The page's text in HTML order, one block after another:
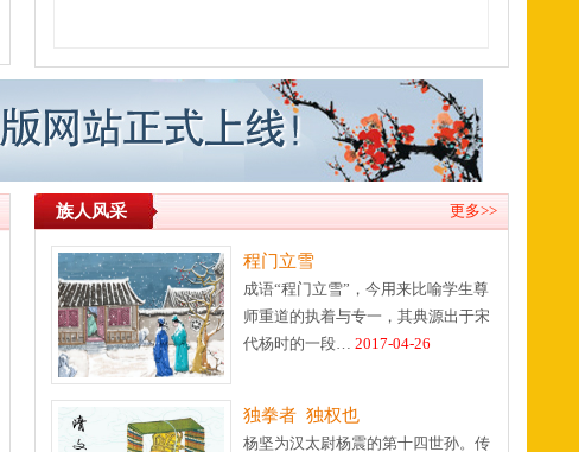
族人风采 更多>>
程门立雪
成语“程门立雪”，今用来比喻学生尊
师重道的执着与专一，其典源出于宋
代杨时的一段… 2017-04-26
独拳者 独权也
杨坚为汉太尉杨震的第十四世孙。传